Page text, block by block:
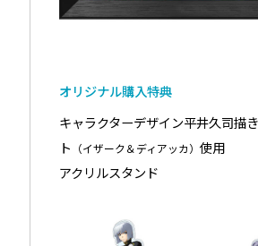
オリジナル購入特典
キャラクターデザイン平井久司描
ト （イザーク＆ディアッカ）使用
アクリルスタンド